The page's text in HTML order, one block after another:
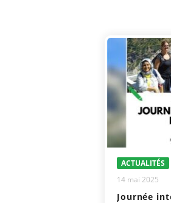
ACTUALITÉS
14 mai 2025
Journée